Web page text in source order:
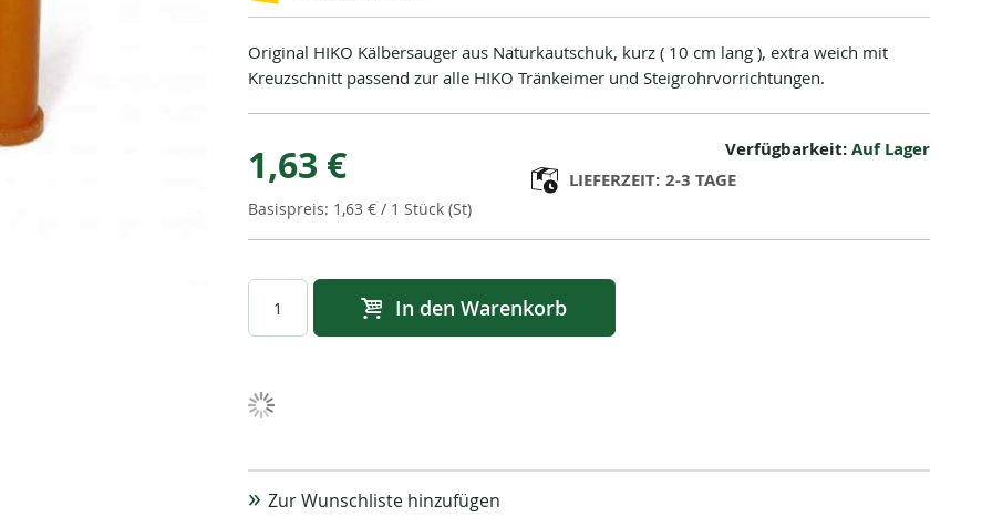
Original HIKO Kälbersauger aus Naturkautschuk, kurz ( 10 cm lang ), extra weich mit
Kreuzschnitt passend zur alle HIKO Tränkeimer und Steigrohrvorrichtungen.
1,63 €
1,63 € / 1 Stück (St)
Verfügbarkeit:Auf Lager
LIEFERZEIT: 2-3 TAGE
In den Warenkorb
Zur Wunschliste hinzufügen